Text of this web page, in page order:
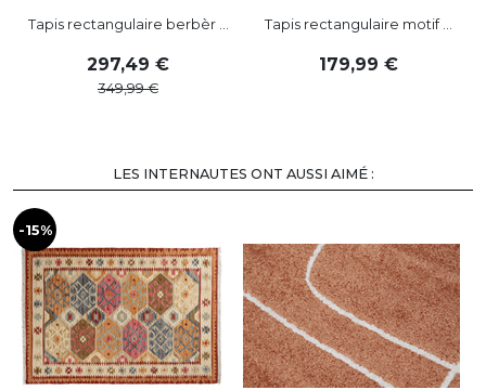
Tapis rectangulaire berbèr ...
297,49
349,99
Tapis rectangulaire motif ...
179,99
LES INTERNAUTES ONT AUSSI AIMÉ :
-15%